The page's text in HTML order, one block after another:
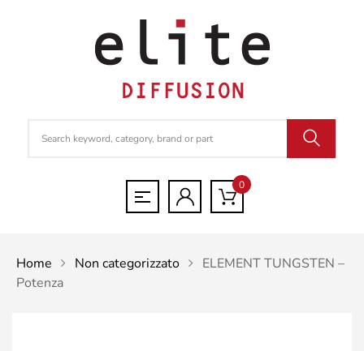
0
Home Non categorizzato
ELEMENT TUNGSTEN –
Potenza